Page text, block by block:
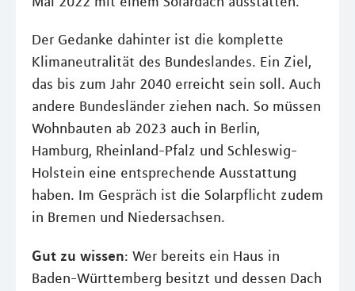
Der Gedanke dahinter ist die komplette
Klimaneutralität des Bundeslandes. Ein Ziel,
das bis zum Jahr 2040 erreicht sein soll. Auch
andere Bundesländer ziehen nach. So müssen
Wohnbauten ab 2023 auch in Berlin,
Hamburg, Rheinland-Pfalz und Schleswig-
Holstein eine entsprechende Ausstattung
haben. Im Gespräch ist die Solarpflicht zudem
in Bremen und Niedersachsen.
Gut zu wissen: Wer bereits ein Haus in
Baden-Württemberg besitzt und dessen Dach